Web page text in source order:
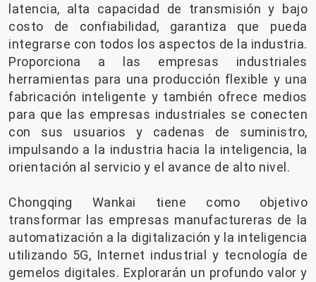
latencia, alta capacidad de transmisión y bajo
costo de confiabilidad, garantiza que pueda
integrarse con todos los aspectos de la industria.
Proporciona a las empresas industriales
herramientas para una producción flexible y una
fabricación inteligente y también ofrece medios
para que las empresas industriales se conecten
con sus usuarios y cadenas de suministro,
impulsando a la industria hacia la inteligencia, la
orientación al servicio y el avance de alto nivel.
Chongqing Wankai tiene como objetivo
transformar las empresas manufactureras de la
automatización a la digitalización y la inteligencia
utilizando 5G, Internet industrial y tecnología de
gemelos digitales. Explorarán un profundo valor y